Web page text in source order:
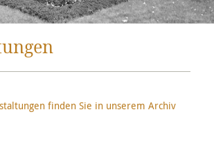
finden Sie in unserem Archiv